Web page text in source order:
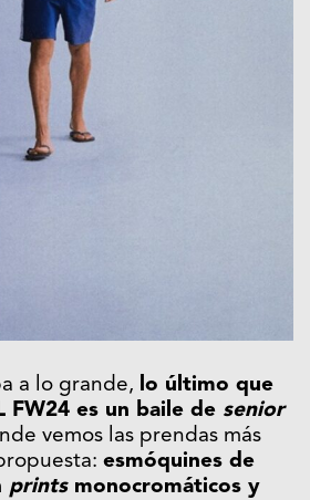
a lo grande, lo último que
FW24 es un baile de senior
vemos las prendas más
esmóquines de
printsmonocromáticos y